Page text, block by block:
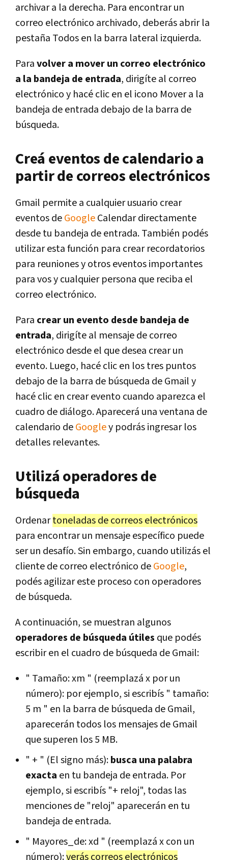
archivar a la derecha. Para encontrar un
correo electrónico archivado, deberás abrir la
pestaña Todos en la barra lateral izquierda.
Paravolver a mover un correo electrónico
a la bandeja de entrada, dirigíte al correo
electrónico y hacé clic en el icono Mover a la
bandeja de entrada debajo de la barra de
búsqueda.
Creá eventos de calendario a
partir de correos electrónicos
Gmail permite a cualquier usuario crear
eventos deGoogleCalendar directamente
desde tu bandeja de entrada. También podés
utilizar esta función para crear recordatorios
para reuniones y otros eventos importantes
para vos y cualquier persona que reciba el
correo electrónico.
Para crear un evento desde bandeja de
entrada, dirigíte al mensaje de correo
electrónico desde el que desea crear un
evento. Luego, hacé clic en los tres puntos
debajo de la barra de búsqueda de Gmail y
hacé clic en crear evento cuando aparezca el
cuadro de diálogo. Aparecerá una ventana de
calendario deGoogley podrás ingresar los
detalles relevantes.
Utilizá operadores de
búsqueda
Ordenartoneladas de correos electrónicos
para encontrar un mensaje específico puede
ser un desafío. Sin embargo, cuando utilizás el
cliente de correo electrónico deGoogle,
podés agilizar este proceso con operadores
de búsqueda.
A continuación, se muestran algunos
operadores de búsqueda útiles que podés
escribir en el cuadro de búsqueda de Gmail:
" Tamaño: xm " (reemplazá x por un
número): por ejemplo, si escribís " tamaño:
5 m " en la barra de búsqueda de Gmail,
aparecerán todos los mensajes de Gmail
que superen los 5 MB.
" + " (El signo más):busca una palabra
exacta en tu bandeja de entrada. Por
ejemplo, si escribís "+ reloj", todas las
menciones de "reloj" aparecerán en tu
bandeja de entrada.
" Mayores_de: xd " (reemplazá x con un
número):verás correos electrónicos